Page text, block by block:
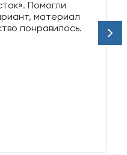
Помогли
материал
понравилось.